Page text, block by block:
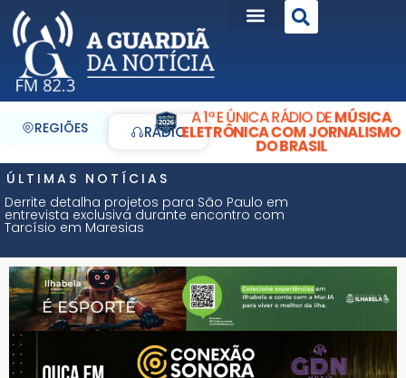
REGIÕES RÁDIO
A 1ª E ÚNICA RÁDIO DEMÚSICA
ELETRÔNICA COM JORNALISMO
DO BRASIL
ÚLTIMAS NOTÍCIAS
Derrite detalha projetos para São Paulo em
entrevista exclusiva durante encontro com
Tarcísio em Maresias